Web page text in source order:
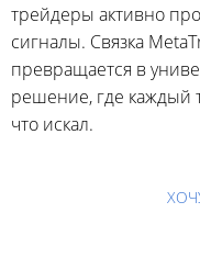
трейдеры активно
сигналы. Связка
превращается в
решение, где каждый
что искал.